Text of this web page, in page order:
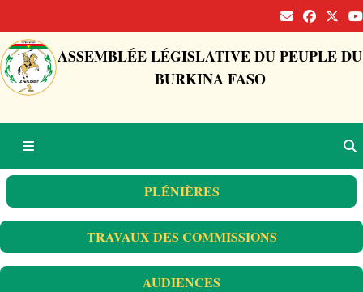
ASSEMBLÉE LÉGISLATIVE DU PEUPLE DU
BURKINA FASO
PLÉNIÈRES
TRAVAUX DES COMMISSIONS
AUDIENCES